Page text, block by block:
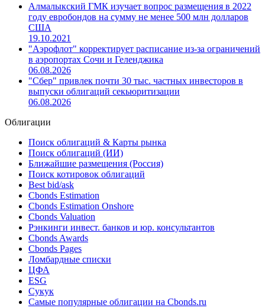
Алмалыкский ГМК изучает вопрос размещения в 2022
году евробондов на сумму не менее 500 млн долларов
США
19.10.2021
"Аэрофлот" корректирует расписание из-за ограничений
в аэропортах Сочи и Геленджика
06.08.2026
"Сбер" привлек почти 30 тыс. частных инвесторов в
выпуски облигаций секьюритизации
06.08.2026
Облигации
Поиск облигаций & Карты рынка
Поиск облигаций (ИИ)
Ближайшие размещения (Россия)
Поиск котировок облигаций
Best bid/ask
Cbonds Estimation
Cbonds Estimation Onshore
Cbonds Valuation
Рэнкинги инвест. банков и юр. консультантов
Cbonds Awards
Cbonds Pages
Ломбардные списки
ЦФА
ESG
Сукук
Самые популярные облигации на Cbonds.ru